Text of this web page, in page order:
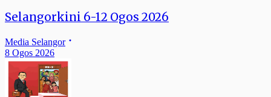
Selangorkini 6-12 Ogos 2026
Media Selangor
8 Ogos 2026